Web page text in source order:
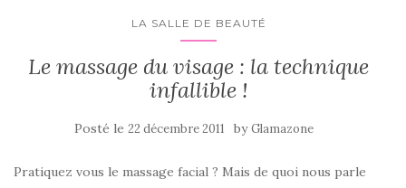
LA SALLE DE BEAUTÉ
Le massage du visage : la technique
infallible !
Posté le 22 décembre 2011 byGlamazone
Pratiquez vous le massage facial ? Mais de quoi nous parle